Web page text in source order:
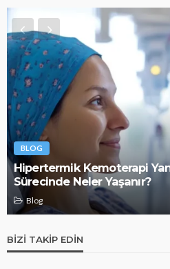
BLOG
Hipertermik Kemoterapi
Sürecinde Neler Yaşanır?
Blog
BIZI TAKIP EDIN